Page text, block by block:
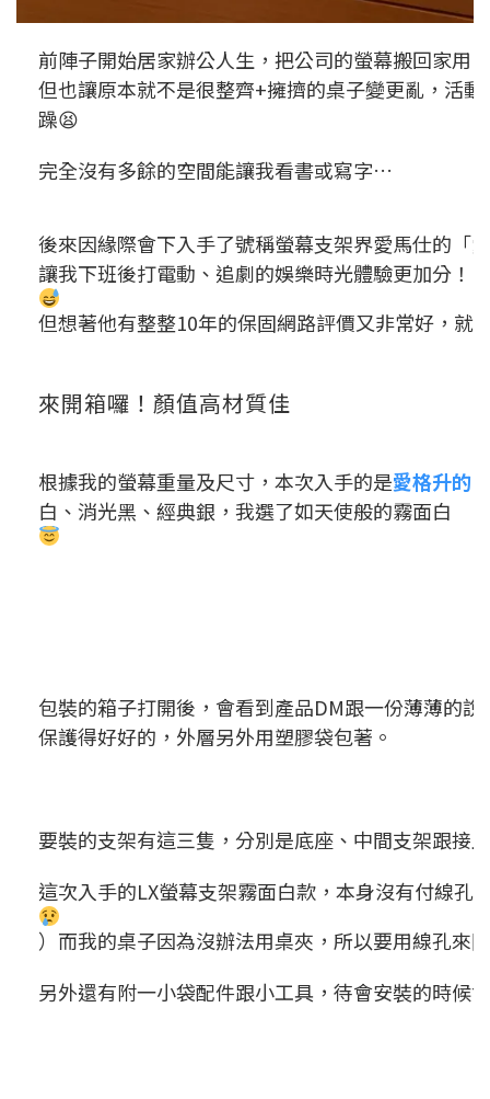
前陣子開始居家辦公人生，把公司的螢幕搬回家用
但也讓原本就不是很整齊+擁擠的桌子變更亂，活
躁😫
完全沒有多餘的空間能讓我看書或寫字…
後來因緣際會下入手了號稱螢幕支架界愛馬仕的「
讓我下班後打電動、追劇的娛樂時光體驗更加分！
但想著他有整整10年的保固網路評價又非常好，就
來開箱囉！顏值高材質佳
根據我的螢幕重量及尺寸，本次入手的是愛格升的
白、消光黑、經典銀，我選了如天使般的霧面白
包裝的箱子打開後，會看到產品DM跟一份薄薄的
保護得好好的，外層另外用塑膠袋包著。
要裝的支架有這三隻，分別是底座、中間支架跟接
這次入手的LX螢幕支架霧面白款，本身沒有付線孔
）而我的桌子因為沒辦法用桌夾，所以要用線孔來
另外還有附一小袋配件跟小工具，待會安裝的時候